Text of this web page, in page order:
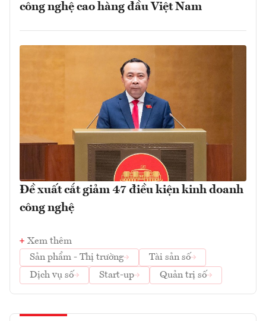
công nghệ cao hàng đầu Việt Nam
Đề xuất cắt giảm 47 điều kiện kinh doanh
công nghệ
Xem thêm
Sản phẩm - Thị trường
Tài sản số
Dịch vụ số
Start-up Quản trị số